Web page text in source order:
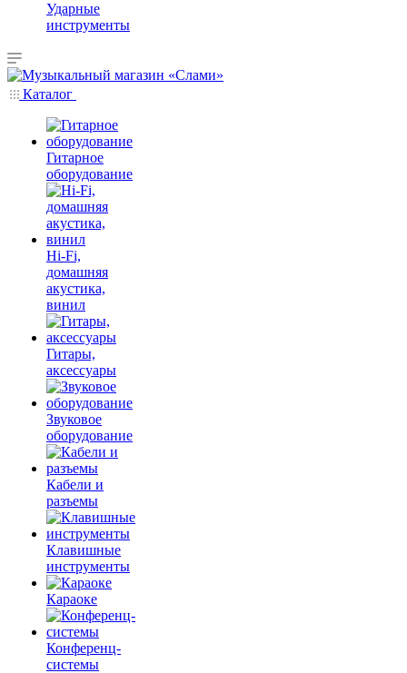
Ударные
инструменты
Каталог
Гитарное
оборудование
Hi-Fi,
домашняя
акустика,
винил
Гитары,
аксессуары
Звуковое
оборудование
Кабели и
разъемы
Клавишные
инструменты
Караоке
Конференц-
системы